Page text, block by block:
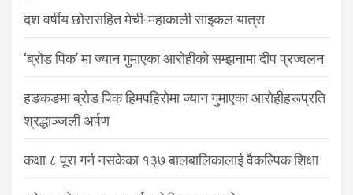
दश वर्षीय छोरासहित मेची-महाकाली साइकल यात्रा
‘ब्रोड पिक’ मा ज्यान गुमाएका आरोहीको सम्झनामा दीप प्रज्वलन
हङकङमा ब्रोड पिक हिमपहिरोमा ज्यान गुमाएका आरोहीहरूप्रति
श्रद्धाञ्जली अर्पण
कक्षा ८ पूरा गर्न नसकेका १३७ बालबालिकालाई वैकल्पिक शिक्षा